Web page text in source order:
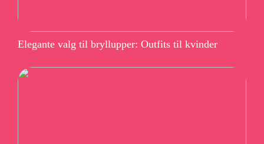
Elegante valg til bryllupper: Outfits til kvinder